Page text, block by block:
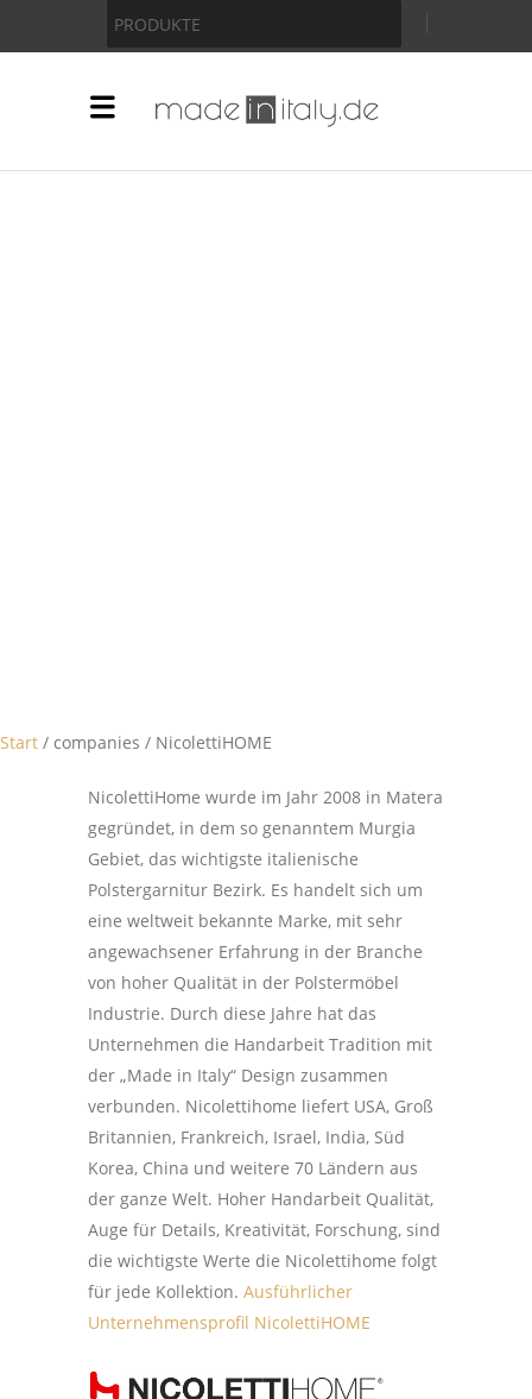
PRODUKTE
Start / companies / NicolettiHOME
NicolettiHome wurde im Jahr 2008 in Matera
gegründet, in dem so genanntem Murgia
Gebiet, das wichtigste italienische
Polstergarnitur Bezirk. Es handelt sich um
eine weltweit bekannte Marke, mit sehr
angewachsener Erfahrung in der Branche
von hoher Qualität in der Polstermöbel
Industrie. Durch diese Jahre hat das
Unternehmen die Handarbeit Tradition mit
der „Made in Italy“ Design zusammen
verbunden. Nicolettihome liefert USA, Groß
Britannien, Frankreich, Israel, India, Süd
Korea, China und weitere 70 Ländern aus
der ganze Welt. Hoher Handarbeit Qualität,
Auge für Details, Kreativität, Forschung, sind
die wichtigste Werte die Nicolettihome folgt
für jede Kollektion. Ausführlicher
Unternehmensprofil NicolettiHOME